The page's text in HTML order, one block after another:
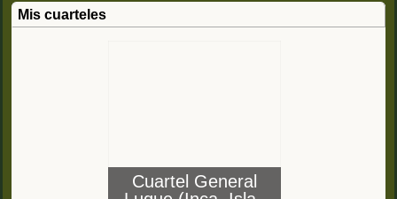
Mis cuarteles
Cuartel General